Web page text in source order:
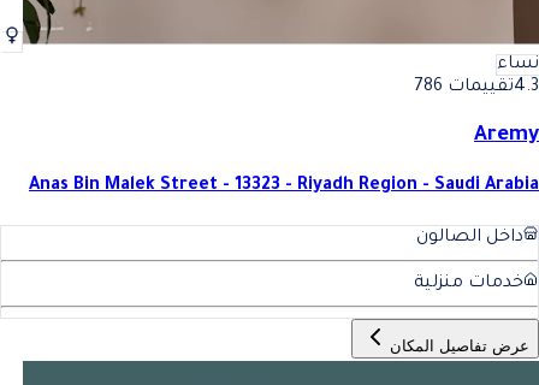
نساء
4.3تقييمات 786
Aremy
Anas Bin Malek Street - 13323 - Riyadh Region - Saudi Arabia
داخل الصالون
خدمات منزلية
عرض تفاصيل المكان